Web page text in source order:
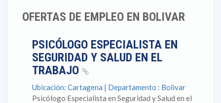
OFERTAS DE EMPLEO EN BOLIVAR
PSICÓLOGO ESPECIALISTA EN
SEGURIDAD Y SALUD EN EL
TRABAJO
Ubicación: Cartagena | Departamento : Bolivar
Psicólogo Especialista en Seguridad y Salud en el